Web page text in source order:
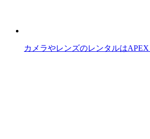
カメラやレンズのレンタルは